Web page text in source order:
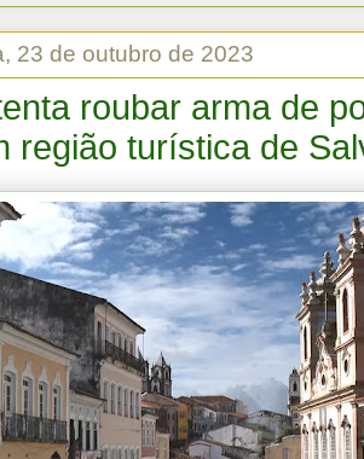
23 de outubro de 2023
roubar arma de
região turística de